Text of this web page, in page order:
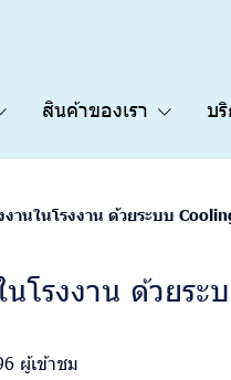
สินค้าของเรา บ
านในโรงงาน ด้วยระบบ
โรงงาน ด้วยระ
ผู้เข้าชม